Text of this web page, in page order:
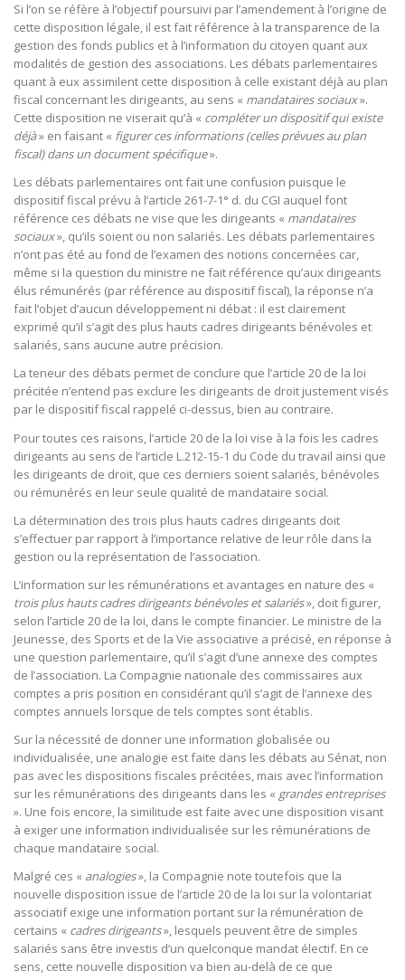
Si l’on se réfère à l’objectif poursuivi par l’amendement à l’origine de
cette disposition légale, il est fait référence à la transparence de la
gestion des fonds publics et à l’information du citoyen quant aux
modalités de gestion des associations. Les débats parlementaires
quant à eux assimilent cette disposition à celle existant déjà au plan
fiscal concernant les dirigeants, au sens « mandataires sociaux».
Cette disposition ne viserait qu’à « compléter un dispositif qui existe
déjà» en faisant « figurer ces informations (celles prévues au plan
fiscal) dans un document spécifique».
Les débats parlementaires ont fait une confusion puisque le
dispositif fiscal prévu à l’article 261-7-1° d. du CGI auquel font
référence ces débats ne vise que les dirigeants « mandataires
sociaux», qu’ils soient ou non salariés. Les débats parlementaires
n’ont pas été au fond de l’examen des notions concernées car,
même si la question du ministre ne fait référence qu’aux dirigeants
élus rémunérés (par référence au dispositif fiscal), la réponse n’a
fait l’objet d’aucun développement ni débat : il est clairement
exprimé qu’il s’agit des plus hauts cadres dirigeants bénévoles et
salariés, sans aucune autre précision.
La teneur des débats permet de conclure que l’article 20 de la loi
précitée n’entend pas exclure les dirigeants de droit justement visés
par le dispositif fiscal rappelé ci-dessus, bien au contraire.
Pour toutes ces raisons, l’article 20 de la loi vise à la fois les cadres
dirigeants au sens de l’article L.212-15-1 du Code du travail ainsi que
les dirigeants de droit, que ces derniers soient salariés, bénévoles
ou rémunérés en leur seule qualité de mandataire social.
La détermination des trois plus hauts cadres dirigeants doit
s’effectuer par rapport à l’importance relative de leur rôle dans la
gestion ou la représentation de l’association.
L’information sur les rémunérations et avantages en nature des «
trois plus hauts cadres dirigeants bénévoles et salariés», doit figurer,
selon l’article 20 de la loi, dans le compte financier. Le ministre de la
Jeunesse, des Sports et de la Vie associative a précisé, en réponse à
une question parlementaire, qu’il s’agit d’une annexe des comptes
de l’association. La Compagnie nationale des commissaires aux
comptes a pris position en considérant qu’il s’agit de l’annexe des
comptes annuels lorsque de tels comptes sont établis.
Sur la nécessité de donner une information globalisée ou
individualisée, une analogie est faite dans les débats au Sénat, non
pas avec les dispositions fiscales précitées, mais avec l’information
sur les rémunérations des dirigeants dans les « grandes entreprises
». Une fois encore, la similitude est faite avec une disposition visant
à exiger une information individualisée sur les rémunérations de
chaque mandataire social.
Malgré ces « analogies», la Compagnie note toutefois que la
nouvelle disposition issue de l’article 20 de la loi sur la volontariat
associatif exige une information portant sur la rémunération de
certains « cadres dirigeants», lesquels peuvent être de simples
salariés sans être investis d’un quelconque mandat électif. En ce
sens, cette nouvelle disposition va bien au-delà de ce que